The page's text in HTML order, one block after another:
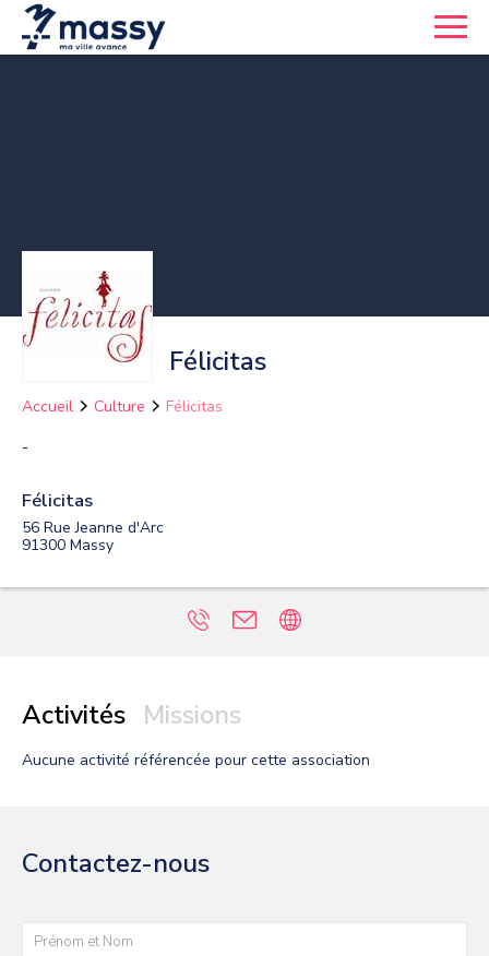
Félicitas
Accueil Culture Félicitas
-
Félicitas
56 Rue Jeanne d'Arc
91300 Massy
Activités Missions
Aucune activité référencée pour cette association
Contactez-nous